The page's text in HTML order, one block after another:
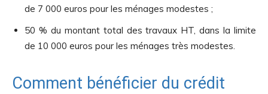
de 7 000 euros pour les ménages modestes ;
50 % du montant total des travaux HT, dans la limite
de 10 000 euros pour les ménages très modestes.
Comment bénéficier du crédit